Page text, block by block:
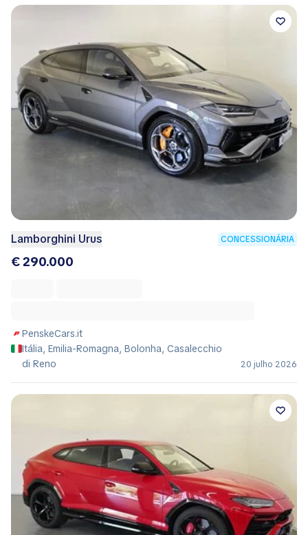
Lamborghini Urus CONCESSIONÁRIA
€ 290.000
PenskeCars.it
Itália, Emilia-Romagna, Bolonha, Casalecchio
di Reno
20 julho 2026